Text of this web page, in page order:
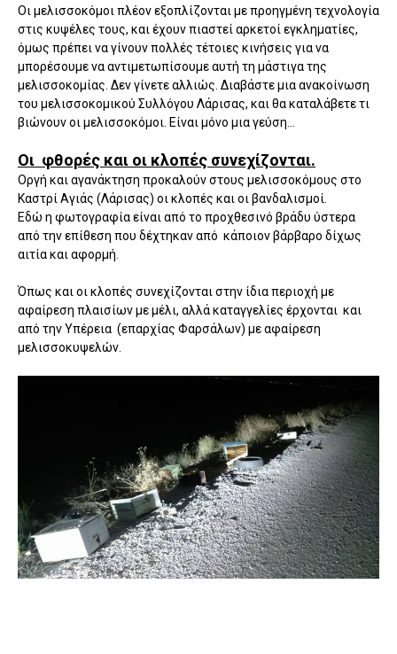
Οι μελισσοκόμοι πλέον εξοπλίζονται με προηγμένη τεχνολογία
στις κυψέλες τους, και έχουν πιαστεί αρκετοί εγκληματίες,
όμως πρέπει να γίνουν πολλές τέτοιες κινήσεις για να
μπορέσουμε να αντιμετωπίσουμε αυτή τη μάστιγα της
μελισσοκομίας. Δεν γίνετε αλλιώς. Διαβάστε μια ανακοίνωση
του μελισσοκομικού Συλλόγου Λάρισας, και θα καταλάβετε τι
βιώνουν οι μελισσοκόμοι. Είναι μόνο μια γεύση...
Οι φθορές και οι κλοπές συνεχίζονται.
Οργή και αγανάκτηση προκαλούν στους μελισσοκόμους στο
Καστρί Αγιάς (Λάρισας) οι κλοπές και οι βανδαλισμοί.
Εδώ η φωτογραφία είναι από το προχθεσινό βράδυ ύστερα
από την επίθεση που δέχτηκαν από κάποιον βάρβαρο δίχως
αιτία και αφορμή.
Όπως και οι κλοπές συνεχίζονται στην ίδια περιοχή με
αφαίρεση πλαισίων με μέλι, αλλά καταγγελίες έρχονται και
από την Υπέρεια (επαρχίας Φαρσάλων) με αφαίρεση
μελισσοκυψελών.